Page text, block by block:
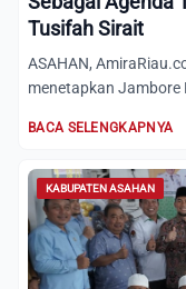
Tusifah Sirait
ASAHAN,
menetapkan Jambore
BACA SELENGKAPNYA
KABUPATEN ASAHAN